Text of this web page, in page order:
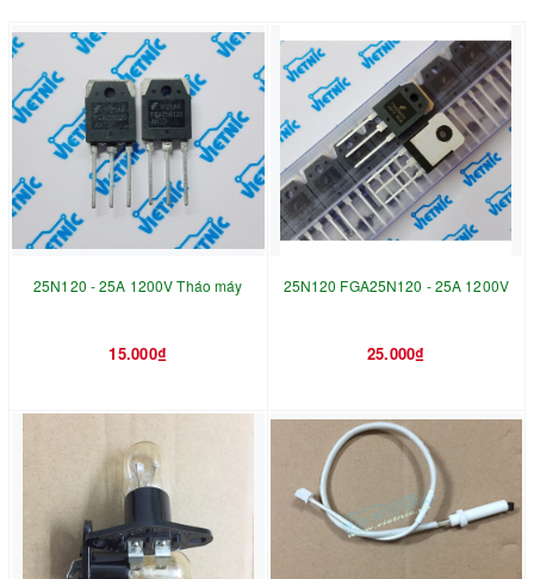
25N120 - 25A 1200V Tháo máy
15.000₫
25N120 FGA25N120 - 25A 1200V
25.000₫